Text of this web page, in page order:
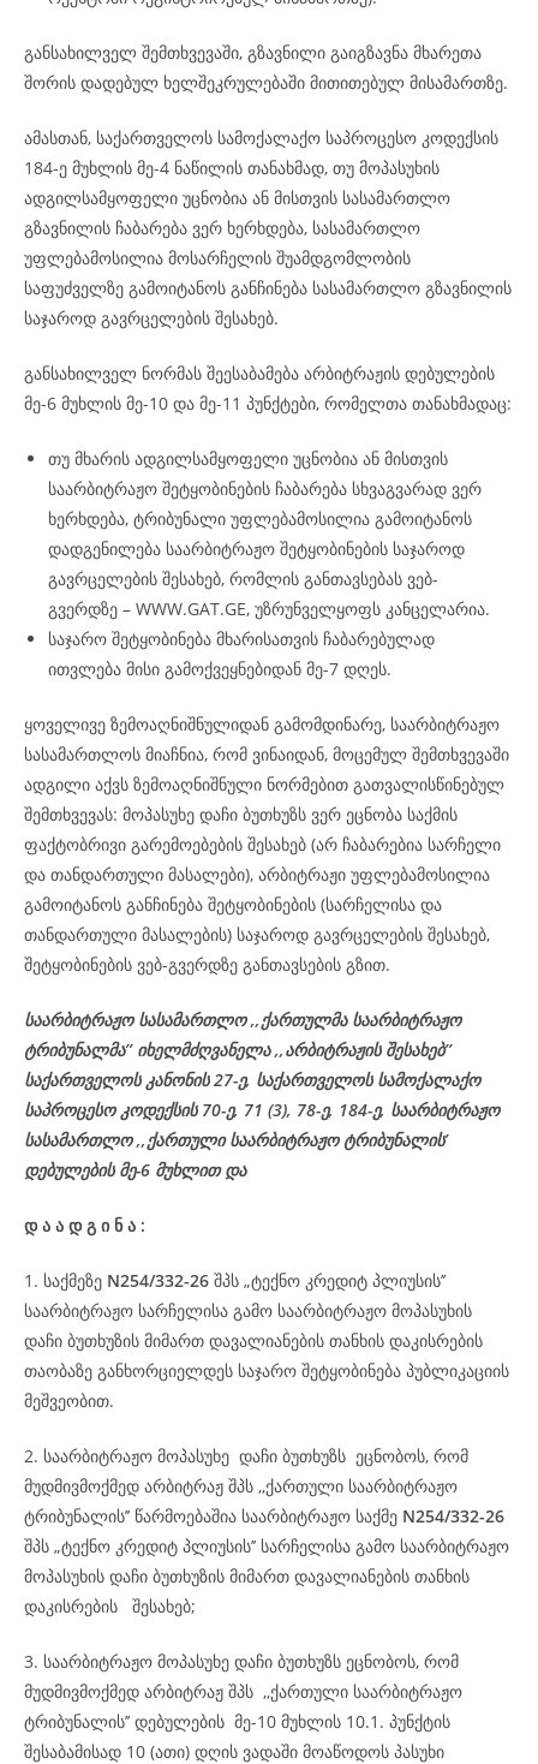
განსახილველ შემთხვევაში, გზავნილი გაიგზავნა მხარეთა
შორის დადებულ ხელშეკრულებაში მითითებულ მისამართზე.
ამასთან, საქართველოს სამოქალაქო საპროცესო კოდექსის
184-ე მუხლის მე-4 ნაწილის თანახმად, თუ მოპასუხის
ადგილსამყოფელი უცნობია ან მისთვის სასამართლო
გზავნილის ჩაბარება ვერ ხერხდება, სასამართლო
უფლებამოსილია მოსარჩელის შუამდგომლობის
საფუძველზე გამოიტანოს განჩინება სასამართლო გზავნილის
საჯაროდ გავრცელების შესახებ.
განსახილველ ნორმას შეესაბამება არბიტრაჟის დებულების
მე-6 მუხლის მე-10 და მე-11 პუნქტები, რომელთა თანახმადაც:
თუ მხარის ადგილსამყოფელი უცნობია ან მისთვის
საარბიტრაჟო შეტყობინების ჩაბარება სხვაგვარად ვერ
ხერხდება, ტრიბუნალი უფლებამოსილია გამოიტანოს
დადგენილება საარბიტრაჟო შეტყობინების საჯაროდ
გავრცელების შესახებ, რომლის განთავსებას ვებ-
გვერდზე – WWW.GAT.GE, უზრუნველყოფს კანცელარია.
საჯარო შეტყობინება მხარისათვის ჩაბარებულად
ითვლება მისი გამოქვეყნებიდან მე-7 დღეს.
ყოველივე ზემოაღნიშნულიდან გამომდინარე, საარბიტრაჟო
სასამართლოს მიაჩნია, რომ ვინაიდან, მოცემულ შემთხვევაში
ადგილი აქვს ზემოაღნიშნული ნორმებით გათვალისწინებულ
შემთხვევას: მოპასუხე დაჩი ბუთხუზს ვერ ეცნობა საქმის
ფაქტობრივი გარემოებების შესახებ (არ ჩაბარებია სარჩელი
და თანდართული მასალები), არბიტრაჟი უფლებამოსილია
გამოიტანოს განჩინება შეტყობინების (სარჩელისა და
თანდართული მასალების) საჯაროდ გავრცელების შესახებ,
შეტყობინების ვებ-გვერდზე განთავსების გზით.
საარბიტრაჟო სასამართლო ,,ქართულმა საარბიტრაჟო
ტრიბუნალმა’’ იხელმძღვანელა,,არბიტრაჟის შესახებ’’
საქართველოს კანონის 27-ე, საქართველოს სამოქალაქო
საპროცესო კოდექსის 70-ე, 71 (3), 78-ე, 184-ე, საარბიტრაჟო
სასამართლო ,,ქართული საარბიტრაჟო ტრიბუნალის’
დებულების მე-6 მუხლით და
დ ა ა დ გ ი ნ ა :
1. საქმეზე N254/332-26 შპს „ტექნო კრედიტ პლიუსის’’
საარბიტრაჟო სარჩელისა გამო საარბიტრაჟო მოპასუხის
დაჩი ბუთხუზის მიმართ დავალიანების თანხის დაკისრების
თაობაზე განხორციელდეს საჯარო შეტყობინება პუბლიკაციის
მეშვეობით.
2. საარბიტრაჟო მოპასუხე დაჩი ბუთხუზს ეცნობოს, რომ
მუდმივმოქმედ არბიტრაჟ შპს ,,ქართული საარბიტრაჟო
ტრიბუნალის’’ წარმოებაშია საარბიტრაჟო საქმე N254/332-26
შპს „ტექნო კრედიტ პლიუსის’’ სარჩელისა გამო საარბიტრაჟო
მოპასუხის დაჩი ბუთხუზის მიმართ დავალიანების თანხის
დაკისრების შესახებ;
3. საარბიტრაჟო მოპასუხე დაჩი ბუთხუზს ეცნობოს, რომ
მუდმივმოქმედ არბიტრაჟ შპს ,,ქართული საარბიტრაჟო
ტრიბუნალის’’ დებულების მე-10 მუხლის 10.1. პუნქტის
შესაბამისად 10 (ათი) დღის ვადაში მოაწოდოს პასუხი